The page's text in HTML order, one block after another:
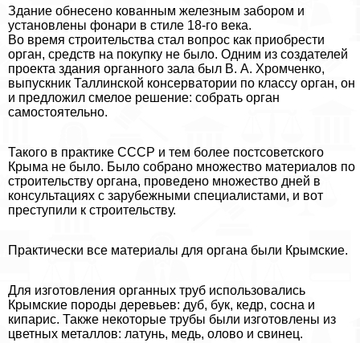
Здание обнесено кованным железным забором и
установлены фонари в стиле 18-го века.
Во время строительства стал вопрос как приобрести
орган, средств на покупку не было. Одним из создателей
проекта здания органного зала был В. А. Хромченко,
выпускник Таллинской консерватории по классу орган, он
и предложил смелое решение: собрать орган
самостоятельно.
Такого в пpaктике СССР и тем более постсоветского
Крыма не было. Было собрано множество материалов по
строительству органа, проведено множество дней в
консультациях с зарубежными специалистами, и вот
преступили к строительству.
Пpaктически все материалы для органа были Крымские.
Для изготовления органных труб использовались
Крымские породы деревьев: дуб, бук, кедр, сосна и
кипарис. Также некоторые трубы были изготовлены из
цветных металлов: латунь, медь, олово и свинец.